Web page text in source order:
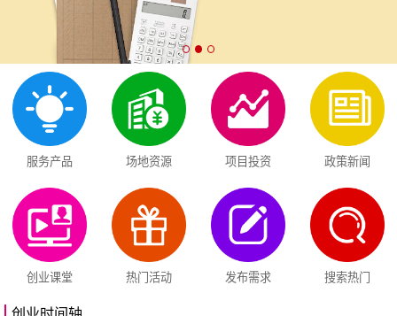
服务产品 场地资源 项目投资 政策新闻
创业课堂 热门活动 发布需求 搜索热门